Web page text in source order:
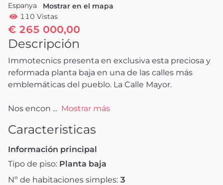
Espanya
Mostrar en el mapa
110 Vistas
€ 265 000,00
Descripción
Immotecnics presenta en exclusiva esta preciosa y
reformada planta baja en una de las calles más
emblemáticas del pueblo. La Calle Mayor.
Nos encon ... Mostrar más
Caracteristicas
Información principal
Tipo de piso: Planta baja
Nº de habitaciones simples: 3